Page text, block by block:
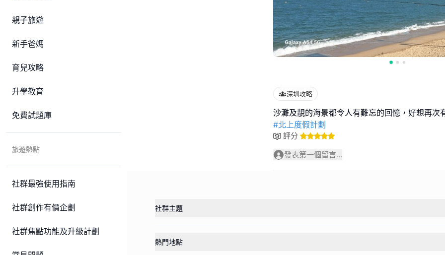
親子旅遊
新手爸媽
育兒攻略
升學教育
免費試題庫
旅遊熱點
社群最強使用指南
社群創作有價企劃
社群焦點功能及升級計劃
深圳攻略
#北上度假計劃
評分
發表第一個留言...
社群主題
熱門地點